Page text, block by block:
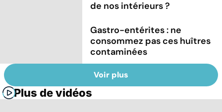
de nos intérieurs ?
Gastro-entérites : ne
consommez pas ces huîtres
contaminées
Voir plus
Plus de vidéos